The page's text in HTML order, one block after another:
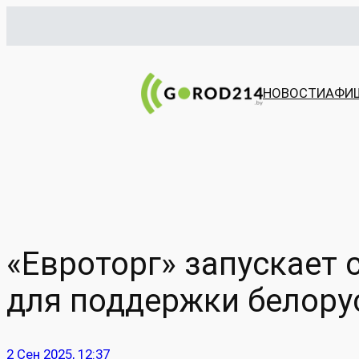
НОВОСТИ
«Евроторг»
для поддержки
2 Сен 2025, 12:37